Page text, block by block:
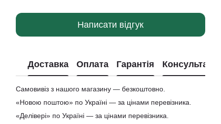
Написати відгук
Доставка Оплата Гарантія Консультація
Самовивіз з нашого магазину — безкоштовно.
«Новою поштою» по Україні — за цінами перевізника.
«Делівері» по Україні — за цінами перевізника.